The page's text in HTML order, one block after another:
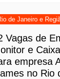
de Janeiro e
Vagas de
e
empresa
no Rio